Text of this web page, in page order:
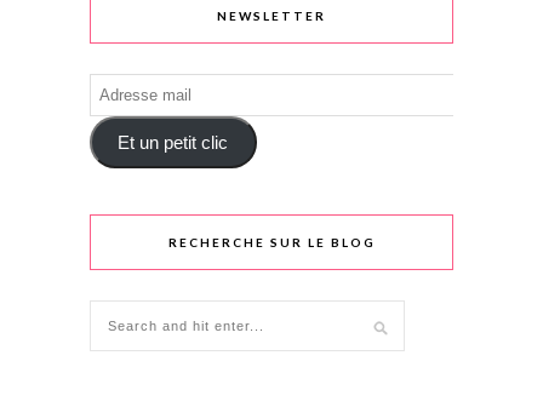
NEWSLETTER
Adresse
mail
Et un petit clic
RECHERCHE SUR LE BLOG